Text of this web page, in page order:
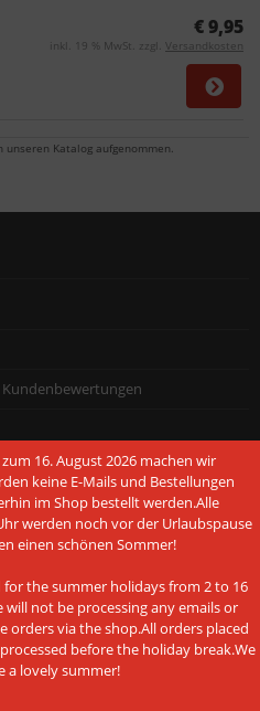
€ 9,95
inkl. 19 % MwSt. zzgl. Versandkosten
Katalog aufgenommen.
16. August 2026 machen wir
keine E-Mails und Bestellungen
im Shop bestellt werden.Alle
werden noch vor der Urlaubspause
einen schönen Sommer!
for the summer holidays from 2 to 16
not be processing any emails or
orders via the shop.All orders placed
before the holiday break.We
a lovely summer!